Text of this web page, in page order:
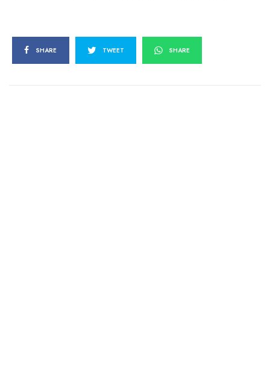
SHARE TWEET SHARE